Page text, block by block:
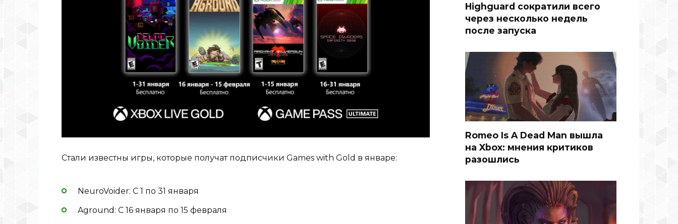
Стали известны игры, которые получат подписчики Games with Gold в январе:
NeuroVoider: С 1 по 31 января
Aground: С 16 января по 15 февраля
Highguard сократили всего
через несколько недель
после запуска
Romeo Is A Dead Man вышла
на Xbox: мнения критиков
разошлись